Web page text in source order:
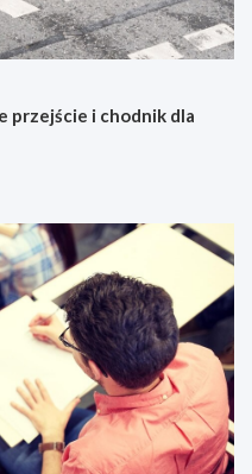
przejście i chodnik dla